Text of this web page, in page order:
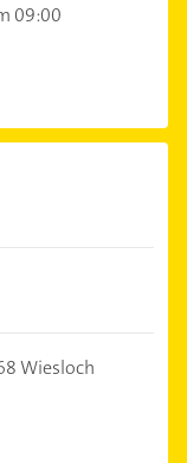
09:00
Wiesloch